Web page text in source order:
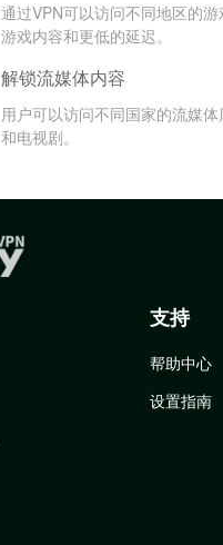
通过VPN可以访问不同地区的
游戏内容和更低的延迟。
解锁流媒体内容
用户可以访问不同国家的流媒
和电视剧。
支持
帮助中心
设置指南